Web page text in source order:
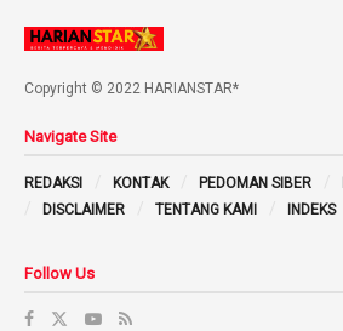
Copyright © 2022 HARIANSTAR*
Navigate Site
REDAKSI KONTAK PEDOMAN SIBER
DISCLAIMER
TENTANG KAMI INDEKS
Follow Us